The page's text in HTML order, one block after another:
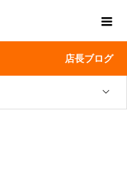
店長ブログ